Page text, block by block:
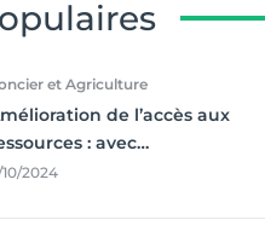
et Agriculture
de l’accès aux
: avec
’agriculture
10/2024